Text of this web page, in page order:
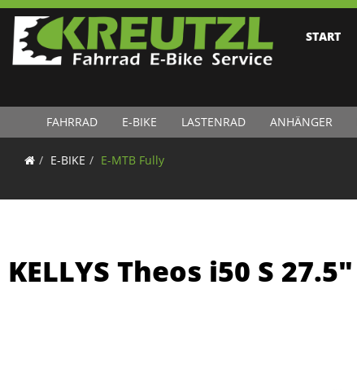
START
FAHRRAD E-BIKE LASTENRAD ANHÄNGER
E-BIKE E-MTB Fully
KELLYS Theos i50 S 27.5"